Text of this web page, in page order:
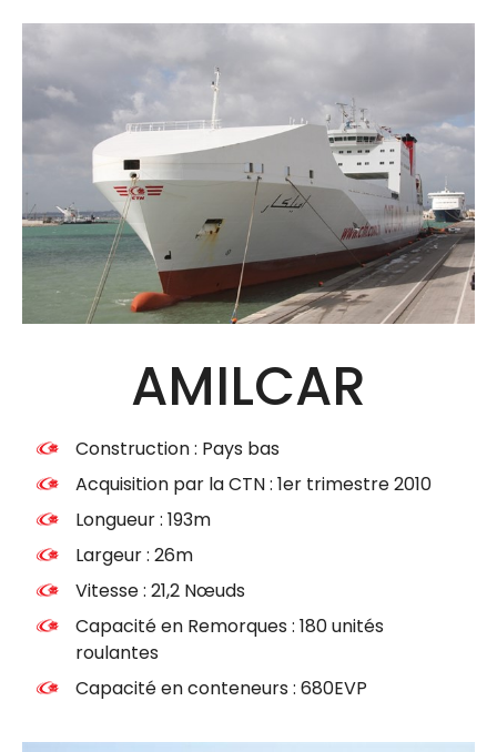
AMILCAR
Construction : Pays bas
Acquisition par la CTN : 1er trimestre 2010
Longueur : 193m
Largeur : 26m
Vitesse : 21,2 Nœuds
Capacité en Remorques : 180 unités
roulantes
Capacité en conteneurs : 680EVP